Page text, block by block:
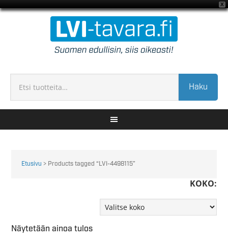
X
Haku
Etusivu > Products tagged “LVI-4498115”
KOKO:
Näytetään ainoa tulos